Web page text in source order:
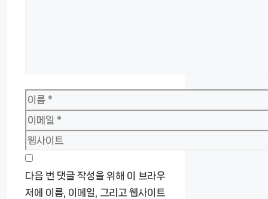
이
름
이
메
일
웹
사
이
트
다음 번 댓글 작성을 위해 이 브라우
저에 이름, 이메일, 그리고 웹사이트